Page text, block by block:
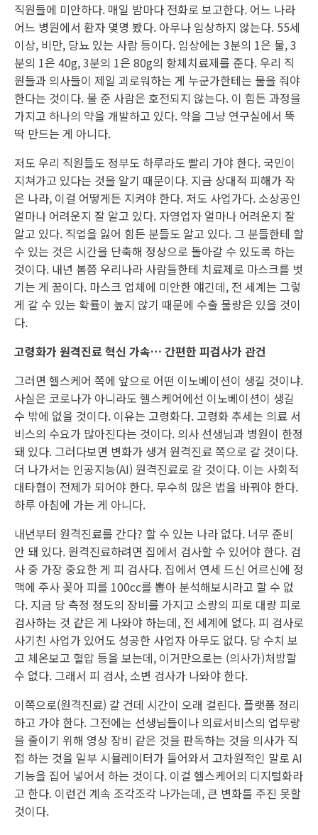
직원들에 미안하다. 매일 밤마다 전화로 보고한다. 어느 나라
어느 병원에서 환자 몇명 봤다. 아무나 임상하지 않는다. 55세
이상, 비만, 당뇨 있는 사람 등이다. 임상에는 3분의 1은 물, 3
분의 1은 40g, 3분의 1은 80g의 항체치료제를 준다. 우리 직
원들과 의사들이 제일 괴로워하는 게 누군가한테는 물을 줘야
한다는 것이다. 물 준 사람은 호전되지 않는다. 이 힘든 과정을
가지고 하나의 약을 개발하고 있다. 약을 그냥 연구실에서 뚝
딱 만드는 게 아니다.
저도 우리 직원들도 정부도 하루라도 빨리 가야 한다. 국민이
지쳐가고 있다는 것을 알기 때문이다. 지금 상대적 피해가 작
은 나라, 이걸 어떻게든 지켜야 한다. 저도 사업가다. 소상공인
얼마나 어려운지 잘 알고 있다. 자영업자 얼마나 어려운지 잘
알고 있다. 직업을 잃어 힘든 분들도 알고 있다. 그 분들한테 할
수 있는 것은 시간을 단축해 정상으로 돌아갈 수 있도록 하는
것이다. 내년 봄쯤 우리나라 사람들한테 치료제로 마스크를 벗
기는 게 꿈이다. 마스크 업체에 미안한 얘긴데, 전 세계는 그렇
게 갈 수 있는 확률이 높지 않기 때문에 수출 물량은 있을 것이
다.
고령화가 원격진료 혁신 가속… 간편한 피검사가 관건
그러면 헬스케어 쪽에 앞으로 어떤 이노베이션이 생길 것이냐.
사실은 코로나가 아니라도 헬스케어에선 이노베이션이 생길
수 밖에 없을 것이다. 이유는 고령화다. 고령화 추세는 의료 서
비스의 수요가 많아진다는 것이다. 의사 선생님과 병원이 한정
돼 있다. 그러다보면 변화가 생겨 원격진료 쪽으로 갈 것이다.
더 나가서는 인공지능(AI) 원격진료로 갈 것이다. 이는 사회적
대타협이 전제가 되어야 한다. 무수히 많은 법을 바꿔야 한다.
하루 아침에 가는 게 아니다.
내년부터 원격진료를 간다? 할 수 있는 나라 없다. 너무 준비
안 돼 있다. 원격진료하려면 집에서 검사할 수 있어야 한다. 검
사 중 가장 중요한 게 피 검사다. 집에서 연세 드신 어르신에 정
맥에 주사 꽂아 피를 100cc를 뽑아 분석해보시라고 할 수 없
다. 지금 당 측정 정도의 장비를 가지고 소량의 피로 대량 피로
검사하는 것 같은 게 나와야 하는데, 전 세계에 없다. 피 검사로
사기친 사업가 있어도 성공한 사업자 아무도 없다. 당 수치 보
고 체온보고 혈압 등을 보는데, 이거만으로는 (의사가)처방할
수 없다. 그래서 피 검사, 소변 검사가 나와야 한다.
이쪽으로(원격진료) 갈 건데 시간이 오래 걸린다. 플랫폼 정리
하고 가야 한다. 그전에는 선생님들이나 의료서비스의 업무량
을 줄이기 위해 영상 장비 같은 것을 판독하는 것을 의사가 직
접 하는 것을 일부 시뮬레이터가 들어와서 고차원적인 말로 AI
기능을 집어 넣어서 하는 것이다. 이걸 헬스케어의 디지털화라
고 한다. 이런건 계속 조각조각 나가는데, 큰 변화를 주진 못할
것이다.